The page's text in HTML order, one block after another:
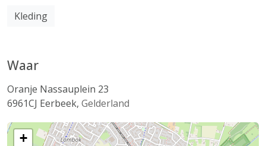
Kleding
Waar
Oranje Nassauplein 23
6961CJ Eerbeek, Gelderland
+